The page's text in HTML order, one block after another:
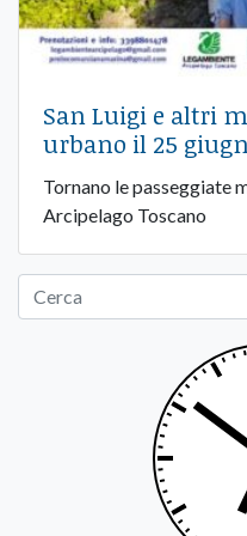
San Luigi e altri
urbano il 25
Tornano le passeggiate
Arcipelago Toscano